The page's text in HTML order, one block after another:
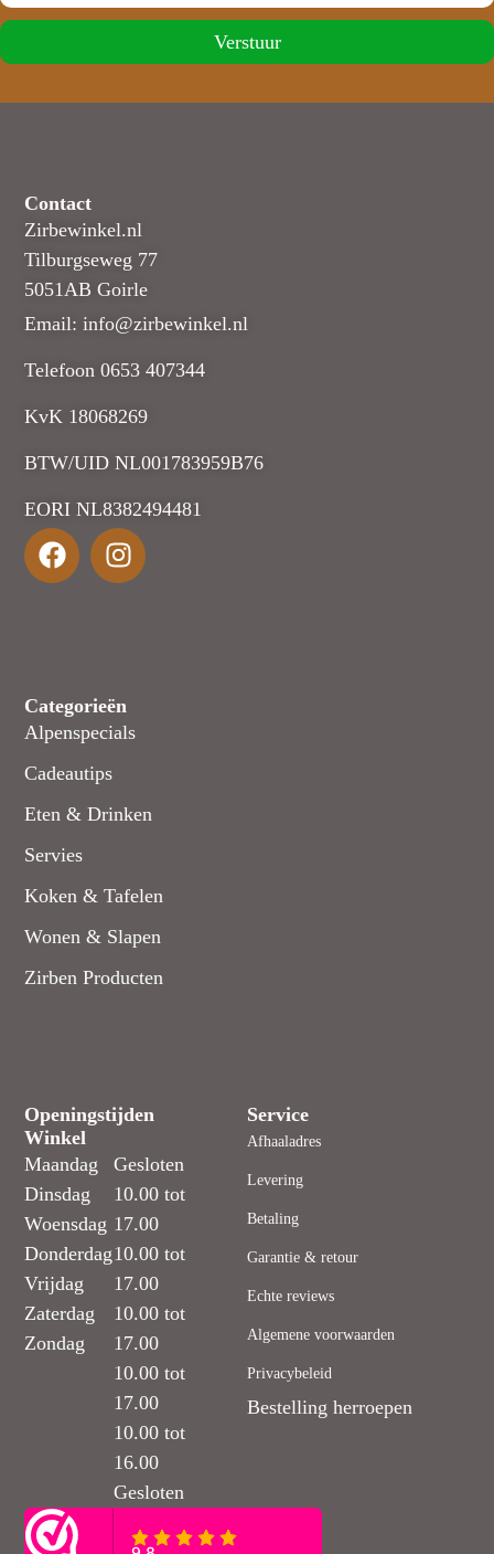
Verstuur
Contact
Zirbewinkel.nl
Tilburgseweg 77
5051AB Goirle
Email: info@zirbewinkel.nl
Telefoon 0653 407344
KvK 18068269
BTW/UID NL001783959B76
EORI NL8382494481
Categorieën
Alpenspecials
Cadeautips
Eten & Drinken
Servies
Koken & Tafelen
Wonen & Slapen
Zirben Producten
Openingstijden
Winkel
Maandag
Dinsdag
Woensdag
Donderdag
Vrijdag
Zaterdag
Zondag
Gesloten
10.00 tot
17.00
10.00 tot
17.00
10.00 tot
17.00
10.00 tot
17.00
10.00 tot
16.00
Gesloten
Service
Afhaaladres
Levering
Betaling
Garantie & retour
Echte reviews
Algemene voorwaarden
Privacybeleid
Bestelling herroepen